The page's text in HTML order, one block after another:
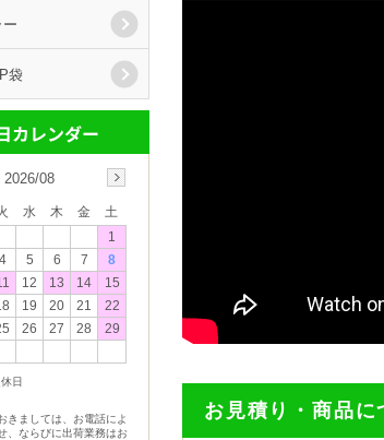
お見積り・商品
袋
2026/08
水 木 金
土
1
4 5 6 7
8
12 13 14
15
19 20 21
22
26 27 28
29
日
きましては、お電話によ
、ならびに出荷業務はお